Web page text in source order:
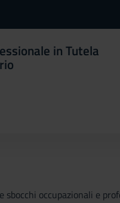
in Tutela
occupazionali e